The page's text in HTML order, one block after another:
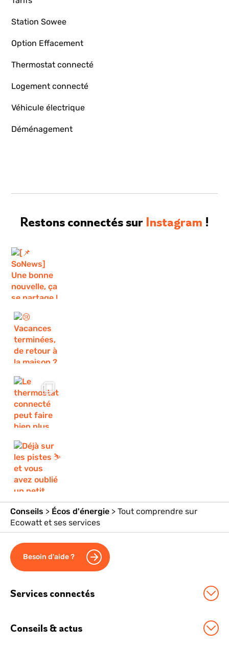
Station Sowee
Option Effacement
Thermostat connecté
Logement connecté
Véhicule électrique
Déménagement
Restons connectés sur Instagram !
Conseils > Écos d'énergie > Tout comprendre sur
Ecowatt et ses services
Besoin d'aide ?
Services connectés
Option Effacement
Conseils & actus